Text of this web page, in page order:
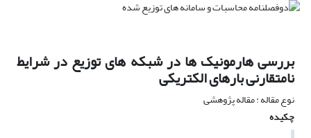
بررسی هارمونیک ها در شبکه های توزیع در شرایط
نامتقارنی بارهای الکتریکی
نوع مقاله : مقاله پژوهشی
چکیده